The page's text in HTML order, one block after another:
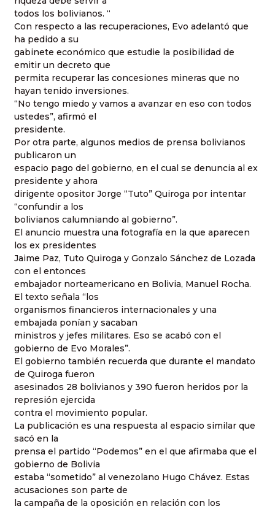
todos los bolivianos. “
Con respecto a las recuperaciones, Evo adelantó que
ha pedido a su
gabinete económico que estudie la posibilidad de
emitir un decreto que
permita recuperar las concesiones mineras que no
hayan tenido inversiones.
“No tengo miedo y vamos a avanzar en eso con todos
ustedes”, afirmó el
presidente.
Por otra parte, algunos medios de prensa bolivianos
publicaron un
espacio pago del gobierno, en el cual se denuncia al ex
presidente y ahora
dirigente opositor Jorge “Tuto” Quiroga por intentar
“confundir a los
bolivianos calumniando al gobierno”.
El anuncio muestra una fotografía en la que aparecen
los ex presidentes
Jaime Paz, Tuto Quiroga y Gonzalo Sánchez de Lozada
con el entonces
embajador norteamericano en Bolivia, Manuel Rocha.
El texto señala “los
organismos financieros internacionales y una
embajada ponían y sacaban
ministros y jefes militares. Eso se acabó con el
gobierno de Evo Morales”.
El gobierno también recuerda que durante el mandato
de Quiroga fueron
asesinados 28 bolivianos y 390 fueron heridos por la
represión ejercida
contra el movimiento popular.
La publicación es una respuesta al espacio similar que
sacó en la
prensa el partido “Podemos” en el que afirmaba que el
gobierno de Bolivia
estaba “sometido” al venezolano Hugo Chávez. Estas
acusaciones son parte de
la campaña de la oposición en relación con los